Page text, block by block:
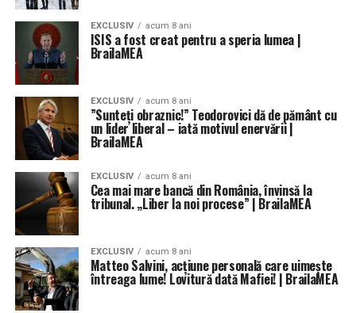
EXCLUSIV acum 8 ani
ISIS a fost creat pentru a speria lumea |
BrailaMEA
EXCLUSIV acum 8 ani
”Sunteți obraznic!” Teodorovici dă de pământ cu
un lider liberal – iată motivul enervării |
BrailaMEA
EXCLUSIV acum 8 ani
Cea mai mare bancă din România, învinsă la
tribunal. „Liber la noi procese” | BrailaMEA
EXCLUSIV acum 8 ani
Matteo Salvini, acțiune personală care uimește
întreaga lume! Lovitură dată Mafiei! | BrailaMEA